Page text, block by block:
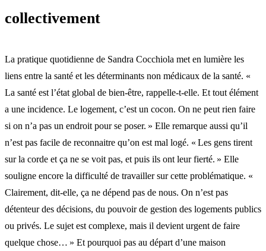
collectivement
La pratique quotidienne de Sandra Cocchiola met en lumière les
liens entre la santé et les déterminants non médicaux de la santé. «
La santé est l’état global de bien-être, rappelle-t-elle. Et tout élément
a une incidence. Le logement, c’est un cocon. On ne peut rien faire
si on n’a pas un endroit pour se poser. » Elle remarque aussi qu’il
n’est pas facile de reconnaitre qu’on est mal logé. « Les gens tirent
sur la corde et ça ne se voit pas, et puis ils ont leur fierté. » Elle
souligne encore la difficulté de travailler sur cette problématique. «
Clairement, dit-elle, ça ne dépend pas de nous. On n’est pas
détenteur des décisions, du pouvoir de gestion des logements publics
ou privés. Le sujet est complexe, mais il devient urgent de faire
quelque chose… » Et pourquoi pas au départ d’une maison